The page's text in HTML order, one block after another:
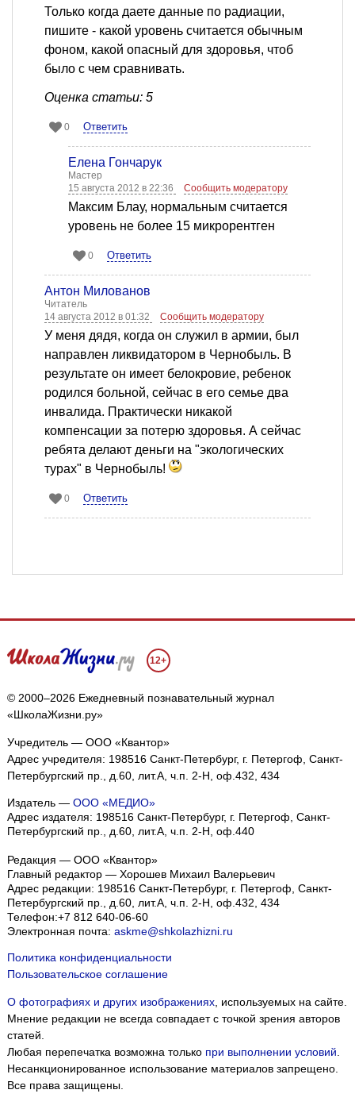
Только когда даете данные по радиации,
пишите - какой уровень считается обычным
фоном, какой опасный для здоровья, чтоб
было с чем сравнивать.
Оценка статьи: 5
0 Ответить
Елена Гончарук
Мастер
15 августа 2012 в 22:36
Сообщить модератору
Максим Блау, нормальным считается
уровень не более 15 микрорентген
0 Ответить
Антон Милованов
Читатель
14 августа 2012 в 01:32
Сообщить модератору
У меня дядя, когда он служил в армии, был
направлен ликвидатором в Чернобыль. В
результате он имеет белокровие, ребенок
родился больной, сейчас в его семье два
инвалида. Практически никакой
компенсации за потерю здоровья. А сейчас
ребята делают деньги на "экологических
турах" в Чернобыль!
0 Ответить
12+
© 2000–2026 Ежедневный познавательный журнал
«ШколаЖизни.ру»
Учредитель — ООО «Квантор»
Адрес учредителя: 198516 Санкт-Петербург, г. Петергоф, Санкт-
Петербургский пр., д.60, лит.А, ч.п. 2-Н, оф.432, 434
Издатель — ООО «МЕДИО»
Адрес издателя: 198516 Санкт-Петербург, г. Петергоф, Санкт-
Петербургский пр., д.60, лит.А, ч.п. 2-Н, оф.440
Редакция — ООО «Квантор»
Главный редактор — Хорошев Михаил Валерьевич
Адрес редакции: 198516 Санкт-Петербург, г. Петергоф Санкт-
Петербургский пр., д.60, лит.А, ч.п. 2-Н, оф.432, 434
Телефон:+7 812 640-06-60
Электронная почта: askme@shkolazhizni.ru
Политика конфиденциальности
Пользовательское соглашение
О фотографиях и других изображениях, используемых на сайте.
Мнение редакции не всегда совпадает с точкой зрения авторов
статей.
Любая перепечатка возможна только при выполнении условий
Несанкционированное использование материалов запрещено.
Все права защищены.